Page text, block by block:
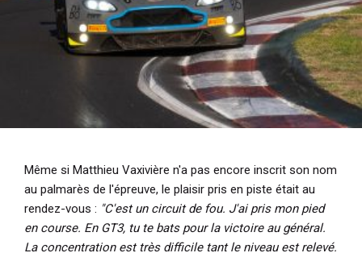
Même si Matthieu Vaxivière n'a pas encore inscrit son nom
au palmarès de l'épreuve, le plaisir pris en piste était au
rendez-vous : "C'est un circuit de fou. J'ai pris mon pied
en course. En GT3, tu te bats pour la victoire au général.
La concentration est très difficile tant le niveau est relevé.